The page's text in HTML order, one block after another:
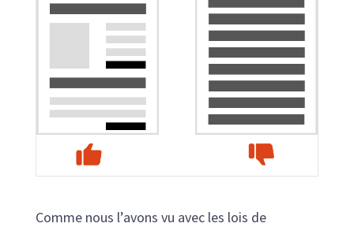
Comme nous l’avons vu avec les lois de